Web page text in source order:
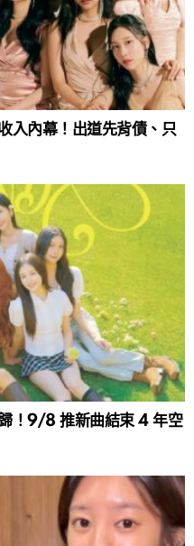
內幕！出道先背債、只
！9/8 推新曲結束 4 年空